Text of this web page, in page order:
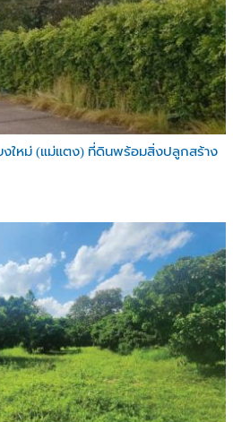
งใหม่ (แม่แตง) ที่ดินพร้อมสิ่งปลูกสร้าง